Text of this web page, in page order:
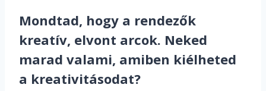
Mondtad, hogy a rendezők
kreatív, elvont arcok. Neked
marad valami, amiben kiélheted
a kreativitásodat?